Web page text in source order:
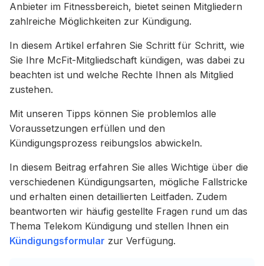
Anbieter im Fitnessbereich, bietet seinen Mitgliedern
zahlreiche Möglichkeiten zur Kündigung.
In diesem Artikel erfahren Sie Schritt für Schritt, wie
Sie Ihre McFit-Mitgliedschaft kündigen, was dabei zu
beachten ist und welche Rechte Ihnen als Mitglied
zustehen.
Mit unseren Tipps können Sie problemlos alle
Voraussetzungen erfüllen und den
Kündigungsprozess reibungslos abwickeln.
In diesem Beitrag erfahren Sie alles Wichtige über die
verschiedenen Kündigungsarten, mögliche Fallstricke
und erhalten einen detaillierten Leitfaden. Zudem
beantworten wir häufig gestellte Fragen rund um das
Thema Telekom Kündigung und stellen Ihnen ein
Kündigungsformular zur Verfügung.